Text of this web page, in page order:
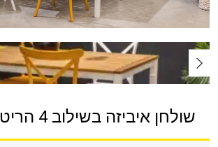
שולחן איביזה בשילוב 4 הריטאג